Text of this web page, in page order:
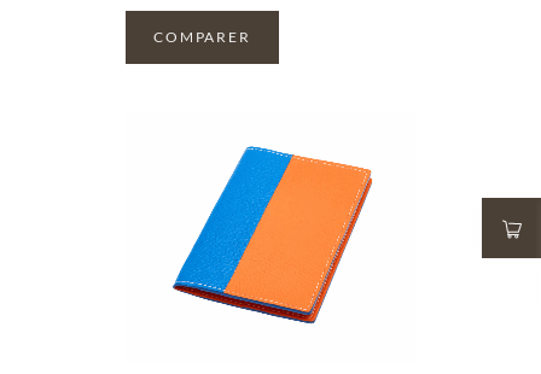
COMPARER